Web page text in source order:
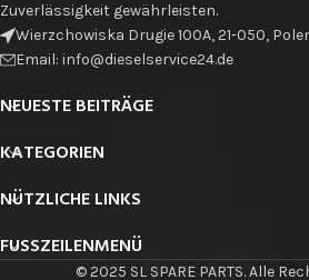
Zuverlässigkeit gewährleisten.
Wierzchowiska Drugie 100A, 21-050,
Email: info@dieselservice24.de
NEUESTE BEITRÄGE
KATEGORIEN
NÜTZLICHE LINKS
FUSSZEILENMENÜ
© 2025 SL SPARE PARTS. Alle